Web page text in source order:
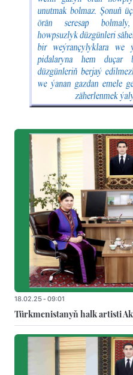
18.02.25 - 09:01
Türkmenistanyň halk artisti